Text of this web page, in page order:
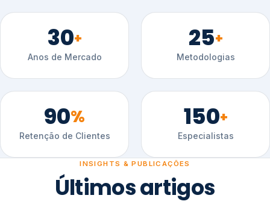
30+
Anos de Mercado
25+
Metodologias
90%
Retenção de Clientes
150+
Especialistas
INSIGHTS & PUBLICAÇÕES
Últimos artigos